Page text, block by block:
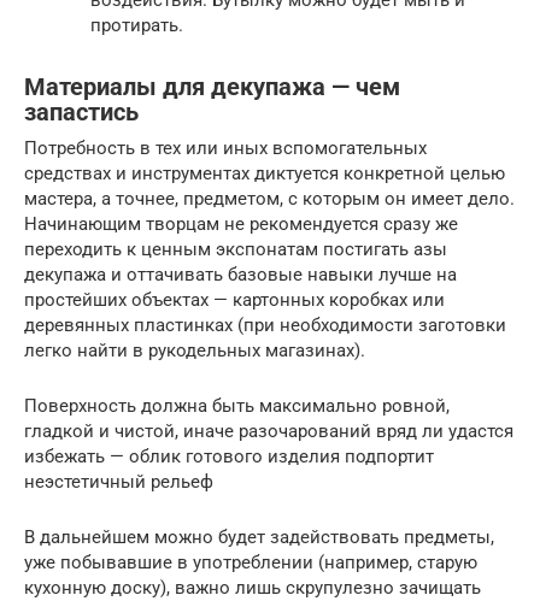
протирать.
Материалы для декупажа — чем
запастись
Потребность в тех или иных вспомогательных
средствах и инструментах диктуется конкретной целью
мастера, а точнее, предметом, с которым он имеет дело.
Начинающим творцам не рекомендуется сразу же
переходить к ценным экспонатам постигать азы
декупажа и оттачивать базовые навыки лучше на
простейших объектах — картонных коробках или
деревянных пластинках (при необходимости заготовки
легко найти в рукодельных магазинах).
Поверхность должна быть максимально ровной,
гладкой и чистой, иначе разочарований вряд ли удастся
избежать — облик готового изделия подпортит
неэстетичный рельеф
В дальнейшем можно будет задействовать предметы,
уже побывавшие в употреблении (например, старую
кухонную доску), важно лишь скрупулезно зачищать